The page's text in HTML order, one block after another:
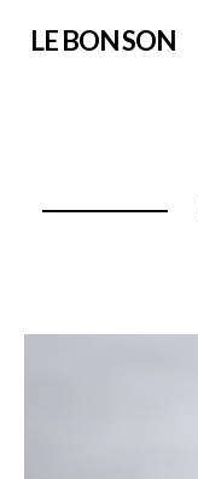
LE BON SON